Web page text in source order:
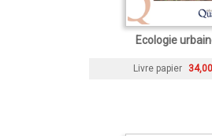
Ecologie
Livre papier